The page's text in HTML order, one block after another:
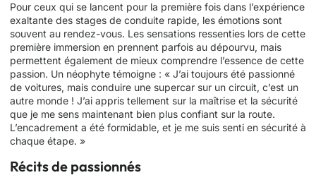
Pour ceux qui se lancent pour la première fois dans l’expérience
exaltante des stages de conduite rapide, les émotions sont
souvent au rendez-vous. Les sensations ressenties lors de cette
première immersion en prennent parfois au dépourvu, mais
permettent également de mieux comprendre l’essence de cette
passion. Un néophyte témoigne : « J’ai toujours été passionné
de voitures, mais conduire une supercar sur un circuit, c’est un
autre monde ! J’ai appris tellement sur la maîtrise et la sécurité
que je me sens maintenant bien plus confiant sur la route.
L’encadrement a été formidable, et je me suis senti en sécurité à
chaque étape. »
Récits de passionnés